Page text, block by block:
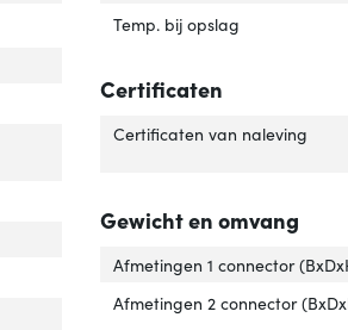
Temp. bij opslag
Certificaten
Certificaten van naleving
Gewicht en omvang
Afmetingen 1 connector
Afmetingen 2 connector